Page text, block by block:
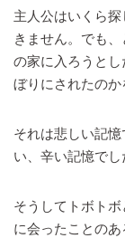
主人公はいくら
きません。でも
の家に入ろうと
ぼりにされたのか
それは悲しい記
い、辛い記憶でし
そうしてトボト
に会ったことのあ